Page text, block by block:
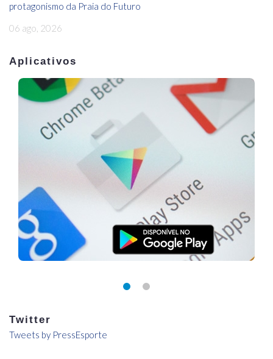
protagonismo da Praia do Futuro
06 ago, 2026
Aplicativos
Twitter
Tweets by PressEsporte